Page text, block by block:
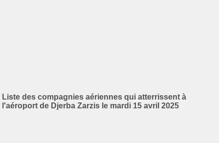
Liste des compagnies aériennes qui atterrissent à
l'aéroport de Djerba Zarzis le mardi 15 avril 2025